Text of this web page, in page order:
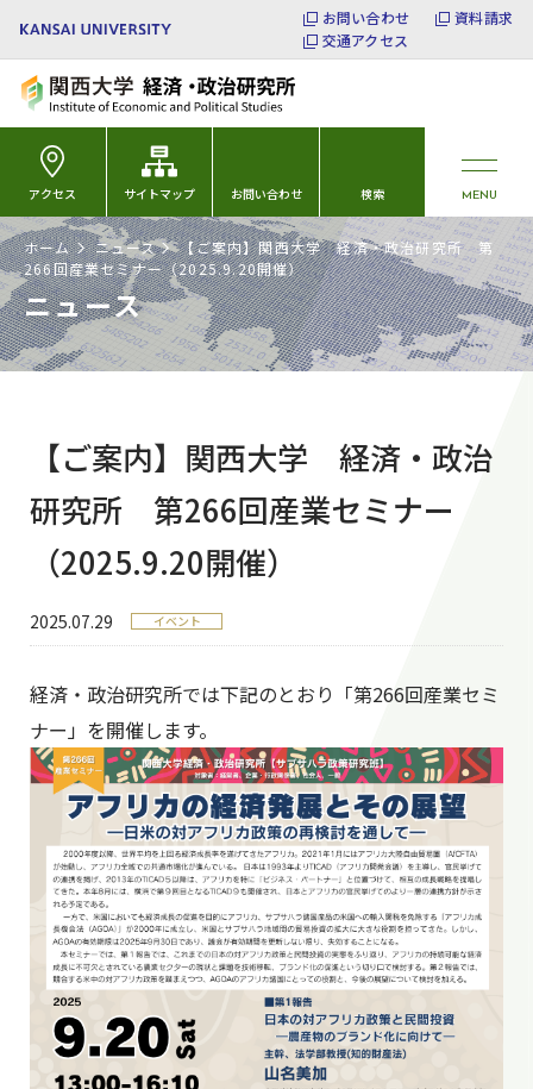
お問い合わせ
資料請求
交通アクセス
MENU
検索
お問い合わせ
サイトマップ
アクセス
ホーム ニュース
【ご案内】関西大学 経済・政治研究所 第
266回産業セミナー（2025.9.20開催）
ニュース
【ご案内】関西大学 経済・政治
研究所 第266回産業セミナー
（2025.9.20開催）
2025.07.29 イベント
経済・政治研究所では下記のとおり「第266回産業セミ
ナー」を開催します。